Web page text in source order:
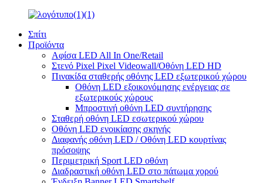
Σπίτι
Προϊόντα
Αφίσα LED All In One/Retail
Στενό Pixel Pixel Videowall/Οθόνη LED HD
Πινακίδα σταθερής οθόνης LED εξωτερικού χώρου
Οθόνη LED εξοικονόμησης ενέργειας σε
εξωτερικούς χώρους
Μπροστινή οθόνη LED συντήρησης
Σταθερή οθόνη LED εσωτερικού χώρου
Οθόνη LED ενοικίασης σκηνής
Διαφανής οθόνη LED / Οθόνη LED κουρτίνας
πρόσοψης
Περιμετρική Sport LED οθόνη
Διαδραστική οθόνη LED στο πάτωμα χορού